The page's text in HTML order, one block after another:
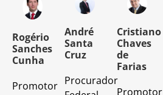
Rogério
Sanches
Cunha
Promotor
André
Santa
Cruz
Procurador
Cristiano
Chaves
de
Farias
Promotor